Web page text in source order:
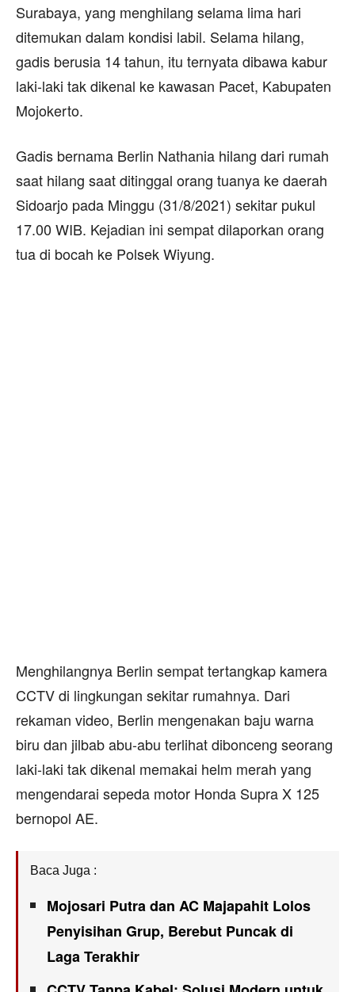
Surabaya, yang menghilang selama lima hari
ditemukan dalam kondisi labil. Selama hilang,
gadis berusia 14 tahun, itu ternyata dibawa kabur
laki-laki tak dikenal ke kawasan Pacet, Kabupaten
Mojokerto.
Gadis bernama Berlin Nathania hilang dari rumah
saat hilang saat ditinggal orang tuanya ke daerah
Sidoarjo pada Minggu (31/8/2021) sekitar pukul
17.00 WIB. Kejadian ini sempat dilaporkan orang
tua di bocah ke Polsek Wiyung.
Menghilangnya Berlin sempat tertangkap kamera
CCTV di lingkungan sekitar rumahnya. Dari
rekaman video, Berlin mengenakan baju warna
biru dan jilbab abu-abu terlihat dibonceng seorang
laki-laki tak dikenal memakai helm merah yang
mengendarai sepeda motor Honda Supra X 125
bernopol AE.
Baca Juga :
Mojosari Putra dan AC Majapahit Lolos
Penyisihan Grup, Berebut Puncak di
Laga Terakhir